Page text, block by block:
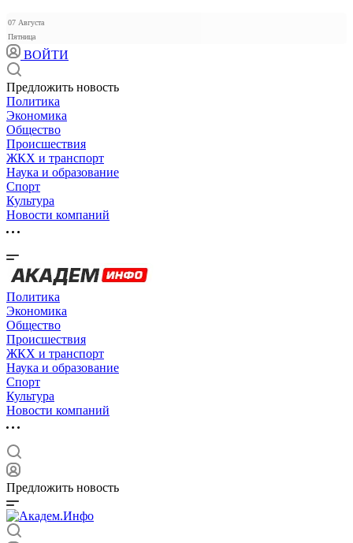
07 Августа
Пятница
ВОЙТИ
Предложить новость
Политика
Экономика
Общество
Происшествия
ЖКХ и транспорт
Наука и образование
Спорт
Культура
Новости компаний
Политика
Экономика
Общество
Происшествия
ЖКХ и транспорт
Наука и образование
Спорт
Культура
Новости компаний
Предложить новость